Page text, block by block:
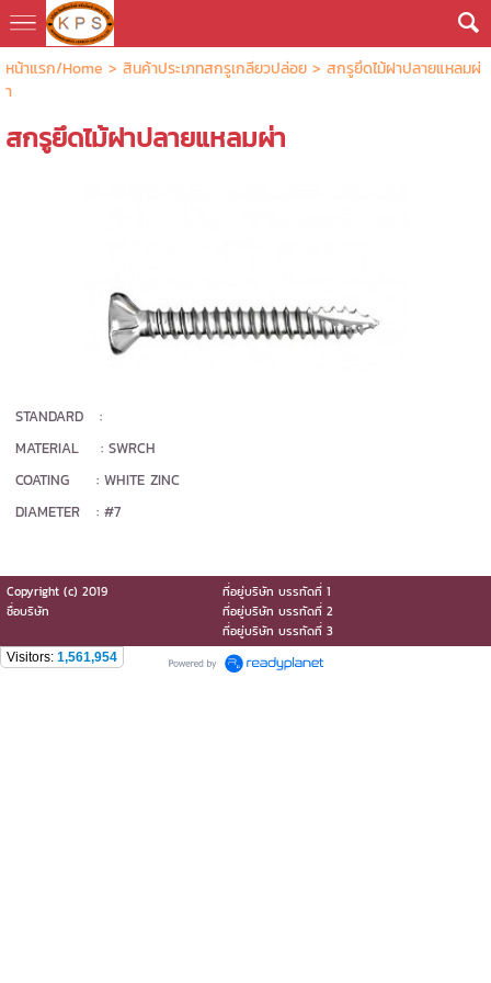
หน้าแรก/Home > สินค้าประเภทสกรูเกลียวปล่อย > สกรูยึดไม้ฝาปลายแหลมผ่
า
สกรูยึดไม้ฝาปลายแหลมผ่า
STANDARD :
MATERIAL : SWRCH
COATING : WHITE ZINC
DIAMETER : #7
Copyright (c) 2019
ที่อยู่บริษัท บรรทัดที่ 1
ชื่อบริษัท
ที่อยู่บริษัท บรรทัดที่ 2
ที่อยู่บริษัท บรรทัดที่ 3
Visitors: 1,561,954